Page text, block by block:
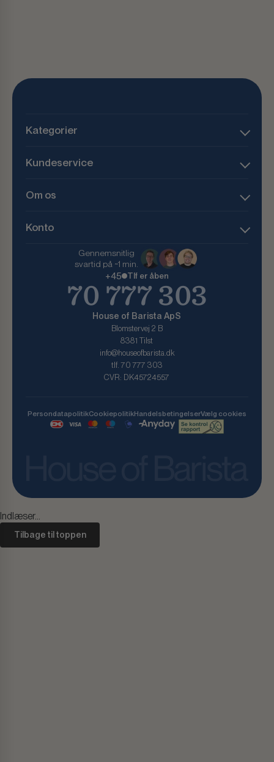
Gennemsnitlig
svartid på ~1 min.
+45 Tlf er åben
70 777 303
House of Barista ApS
Blomstervej 2 B
8381 Tilst
info@houseofbarista.dk
tlf. 70 777 303
CVR: DK45724557
Kategorier
Kundeservice
Om os
Konto
PersondatapolitikCookiepolitikHandelsbetingelserVælg cookies
Indlæser...
Tilbage til toppen